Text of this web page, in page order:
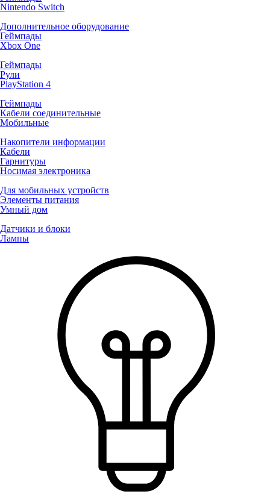
Nintendo Switch
Дополнительное оборудование
Геймпады
Xbox One
Геймпады
Рули
PlayStation 4
Геймпады
Кабели соединительные
Мобильные
Накопители информации
Кабели
Гарнитуры
Носимая электроника
Для мобильных устройств
Элементы питания
Умный дом
Датчики и блоки
Лампы